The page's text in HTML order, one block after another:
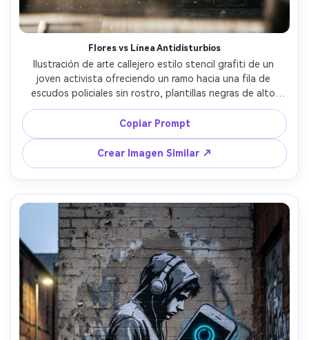
Flores vs Línea Antidisturbios
Ilustración de arte callejero estilo stencil grafiti de un
joven activista ofreciendo un ramo hacia una fila de
escudos policiales sin rostro, plantillas negras de alto
contraste, bordes de máscara afilados, un solo acento
rosa suave solo en las flores, muro de ladrillo envejecido
con restos de pósteres viejos, ligera niebla de aerosol,
gotas de pintura debajo de las figuras, tensión
cinematográfica, encuadre centrado fuerte con mucho
espacio negativo, energía de mural de protesta, lente de
85 mm, poca profundidad de campo --ar 4:5
Copiar Prompt
Crear Imagen Similar ↗